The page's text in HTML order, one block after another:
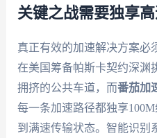
关键之战需要独享
真正有效的加速解决方案必
在美国筹备帕斯卡契约深渊
拥挤的公共车道，而番茄加
每一条加速路径都独享
到满速传输状态。智能识别